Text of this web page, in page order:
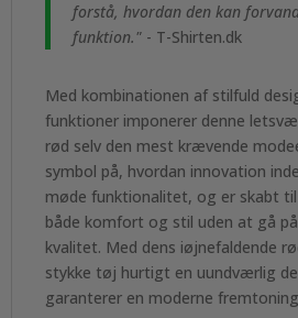
forstå, hvordan den kan
funktion." - T-Shirten.dk
Med kombinationen af stilfuld
funktioner imponerer denne
rød selv den mest krævende
symbol på, hvordan innovation
møde funktionalitet, og er skabt
både komfort og stil uden at gå
kvalitet. Med dens iøjnefaldende
stykke tøj hurtigt en uundværlig
garanterer en moderne